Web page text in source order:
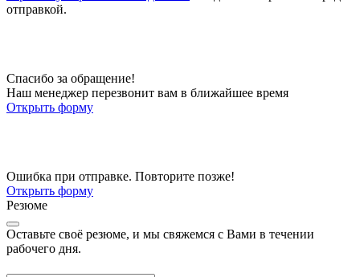
отправкой.
Спасибо за обращение!
Наш менеджер перезвонит вам в ближайшее время
Открыть форму
Ошибка при отправке. Повторите позже!
Открыть форму
Резюме
Оставьте своё резюме, и мы свяжемся с Вами в течении
рабочего дня.